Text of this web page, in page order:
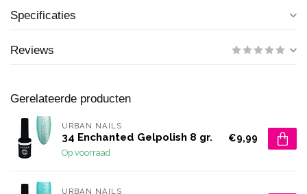
Specificaties
Reviews
Gerelateerde producten
URBAN NAILS
34 Enchanted Gelpolish 8 gr.
Op voorraad
€9,99
URBAN NAILS